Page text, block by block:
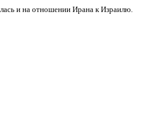
и на отношении Ирана к Израилю.